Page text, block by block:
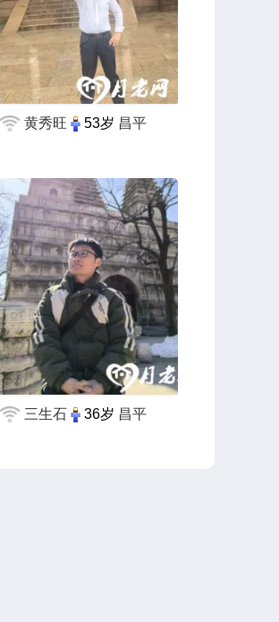
黄秀旺 53岁 昌平
三生石 36岁 昌平